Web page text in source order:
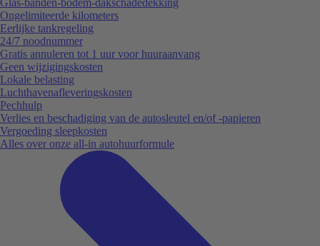
Ongelimiteerde kilometers
Eerlijke tankregeling
24/7 noodnummer
Gratis annuleren tot 1 uur voor huuraanvang
Geen wijzigingskosten
Lokale belasting
Luchthavenafleveringskosten
Pechhulp
Verlies en beschadiging van de autosleutel en/of -papieren
Vergoeding sleepkosten
Alles over onze all-in autohuurformule